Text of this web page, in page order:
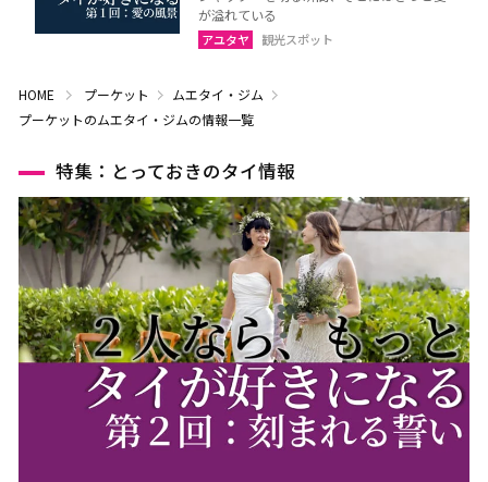
が溢れている
アユタヤ 観光スポット
HOME プーケット
ムエタイ・ジム
プーケットのムエタイ・ジムの情報一覧
特集：とっておきのタイ情報